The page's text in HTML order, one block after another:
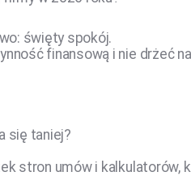
święty spokój.
finansową i nie drżeć
się taniej?
stron umów i kalkulatorów,